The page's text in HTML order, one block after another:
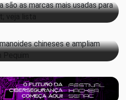
chineses e ampliam
Pequim